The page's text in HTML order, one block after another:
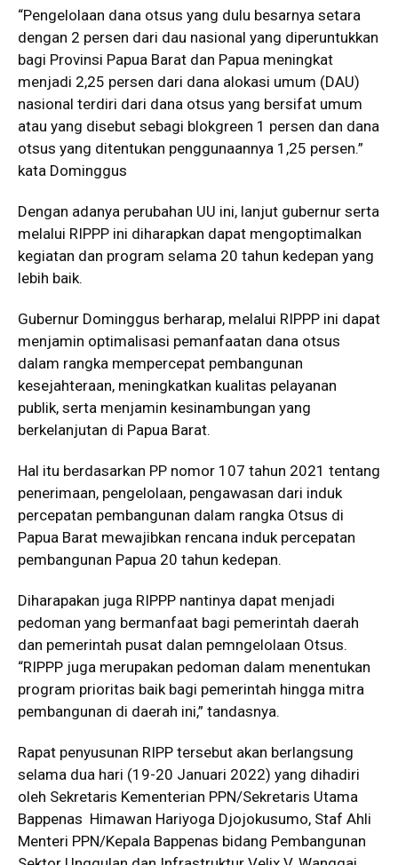
“Pengelolaan dana otsus yang dulu besarnya setara
dengan 2 persen dari dau nasional yang diperuntukkan
bagi Provinsi Papua Barat dan Papua meningkat
menjadi 2,25 persen dari dana alokasi umum (DAU)
nasional terdiri dari dana otsus yang bersifat umum
atau yang disebut sebagi blokgreen 1 persen dan dana
otsus yang ditentukan penggunaannya 1,25 persen.”
kata Dominggus
Dengan adanya perubahan UU ini, lanjut gubernur serta
melalui RIPPP ini diharapkan dapat mengoptimalkan
kegiatan dan program selama 20 tahun kedepan yang
lebih baik.
Gubernur Dominggus berharap, melalui RIPPP ini dapat
menjamin optimalisasi pemanfaatan dana otsus
dalam rangka mempercepat pembangunan
kesejahteraan, meningkatkan kualitas pelayanan
publik, serta menjamin kesinambungan yang
berkelanjutan di Papua Barat.
Hal itu berdasarkan PP nomor 107 tahun 2021 tentang
penerimaan, pengelolaan, pengawasan dari induk
percepatan pembangunan dalam rangka Otsus di
Papua Barat mewajibkan rencana induk percepatan
pembangunan Papua 20 tahun kedepan.
Diharapakan juga RIPPP nantinya dapat menjadi
pedoman yang bermanfaat bagi pemerintah daerah
dan pemerintah pusat dalan pemngelolaan Otsus.
“RIPPP juga merupakan pedoman dalam menentukan
program prioritas baik bagi pemerintah hingga mitra
pembangunan di daerah ini,” tandasnya.
Rapat penyusunan RIPP tersebut akan berlangsung
selama dua hari (19-20 Januari 2022) yang dihadiri
oleh Sekretaris Kementerian PPN/Sekretaris Utama
Bappenas Himawan Hariyoga Djojokusumo, Staf Ahli
Menteri PPN/Kepala Bappenas bidang Pembangunan